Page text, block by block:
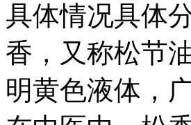
具体情况具体
香，又称松节
明黄色液体，